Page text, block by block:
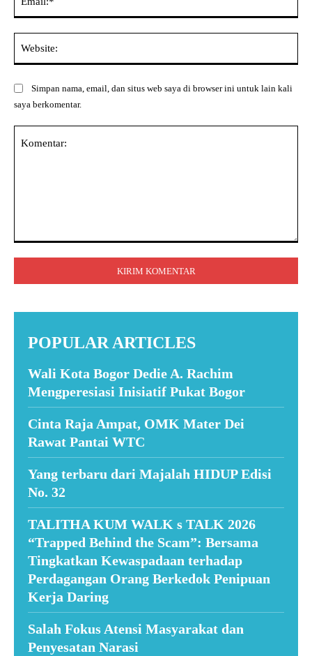
Simpan nama, email, dan situs web saya di browser ini untuk lain kali
saya berkomentar.
POPULAR ARTICLES
Wali Kota Bogor Dedie A. Rachim
Mengperesiasi Inisiatif Pukat Bogor
Cinta Raja Ampat, OMK Mater Dei
Rawat Pantai WTC
Yang terbaru dari Majalah HIDUP Edisi
No. 32
TALITHA KUM WALK s TALK 2026
“Trapped Behind the Scam”: Bersama
Tingkatkan Kewaspadaan terhadap
Perdagangan Orang Berkedok Penipuan
Kerja Daring
Salah Fokus Atensi Masyarakat dan
Penyesatan Narasi